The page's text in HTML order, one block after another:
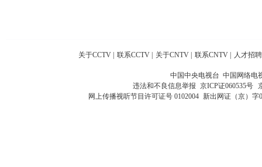
关于CCTV 联系CCTV 关于CNTV 联系CNTV 人才招聘
中国中央电视台 中国网络电
违法和不良信息举报 京ICP证060535号
网上传播视听节目许可证号 0102004 新出网证（京）